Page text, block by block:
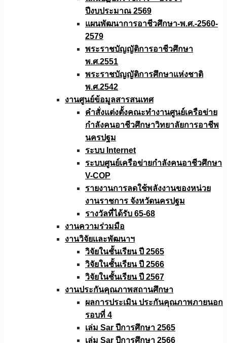
ปีงบประมาณ 2569
แผนพัฒนาการอาชีวศึกษา-พ.ศ.-2560-
2579
พระราชบัญญัติการอาชีวศึกษา
พ.ศ.2551
พระราชบัญญัติการศึกษาแห่งชาติ
พ.ศ.2542
งานศูนย์ข้อมูลสารสนเทศ
คำสั่งแต่งตั้งคณะทำงานศูนย์เครือข่าย
กำลังคนอาชีวศึกษาวิทยาลัยการอาชีพ
นครปฐม
ระบบ Internet
ระบบศูนย์เครือข่ายกำลังคนอาชีวศึกษา
V-COP
รายงานการลดใช้พลังงานของหน่วย
งานราชการ จังหวัดนครปฐม
รางวัลที่ได้รับ 65-68
งานความร่วมมือ
งานวิจัยเเละพัฒนาฯ
วิจัยในชั้นเรียน ปี 2565
วิจัยในชั้นเรียน ปี 2566
วิจัยในชั้นเรียน ปี 2567
งานประกันคุณภาพสถานศึกษา
ผลการประเมิน ประกันคุณภาพภายนอก
รอบที่ 4
เล่ม Sar ปีการศึกษา 2565
เล่ม Sar ปีการศึกษา 2566